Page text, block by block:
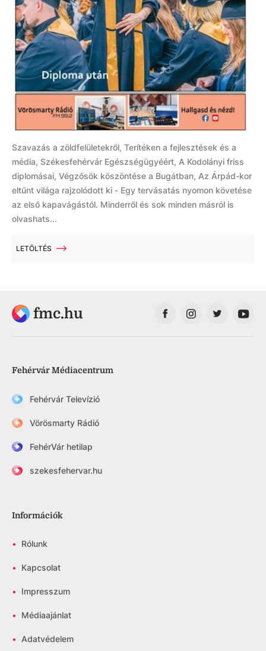
Szavazás a zöldfelületekről, Terítéken a fejlesztések és a
média, Székesfehérvár Egészségügyéért, A Kodolányi friss
diplomásai, Végzősök köszöntése a Bugátban, Az Árpád-kor
eltűnt világa rajzolódott ki - Egy tervásatás nyomon követése
az első kapavágástól. Minderről és sok minden másról is
olvashats...
LETÖLTÉS
fmc.hu
Fehérvár Médiacentrum
Fehérvár Televízió
Vörösmarty Rádió
FehérVár hetilap
szekesfehervar.hu
Információk
• Rólunk
• Kapcsolat
• Impresszum
• Médiaajánlat
• Adatvédelem